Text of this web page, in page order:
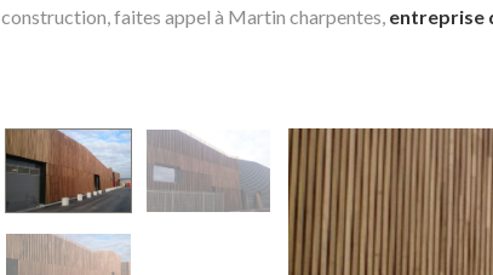
construction, faites appel à Martin charpentes, entreprise